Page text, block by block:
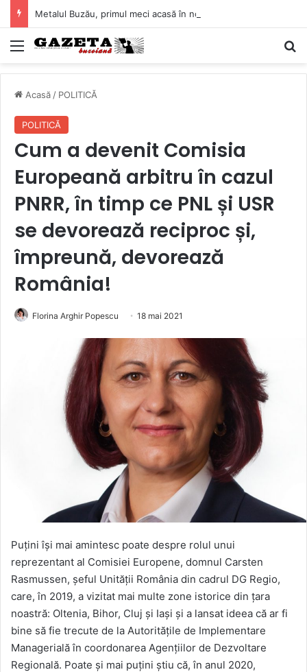
Mediu
Acasă / POLITICĂ
POLITICĂ
Cum a devenit Comisia
Europeană arbitru în cazul
PNRR, în timp ce PNL și USR
se devorează reciproc și,
împreună, devorează
România!
Florina Arghir Popescu 18 mai 2021
Puțini își mai amintesc poate despre rolul unui
reprezentant al Comisiei Europene, domnul Carsten
Rasmussen, șeful Unității România din cadrul DG Regio,
care, în 2019, a vizitat mai multe zone istorice din țara
noastră: Oltenia, Bihor, Cluj și Iași și a lansat ideea că ar fi
bine să fie trecute de la Autoritățile de Implementare
Managerială în coordonarea Agențiilor de Dezvoltare
Regională. Poate și mai puțini știu că, în anul 2020,